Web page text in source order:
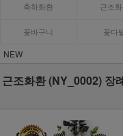
축하화환 근조
꽃바구니 꽃다
NEW
근조화환 (NY_0002) 장